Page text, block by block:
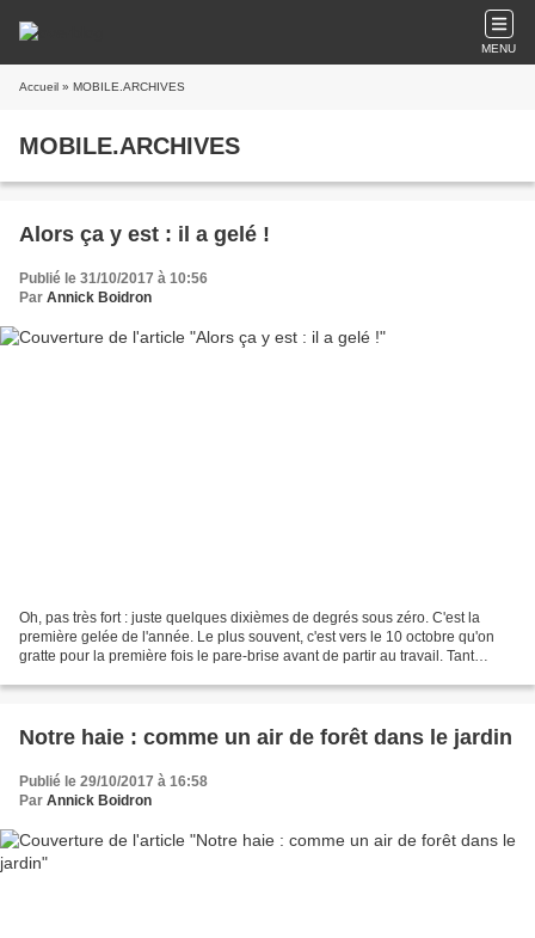
MENU
Accueil » MOBILE.ARCHIVES
MOBILE.ARCHIVES
Alors ça y est : il a gelé !
Publié le 31/10/2017 à 10:56
Par Annick Boidron
Oh, pas très fort : juste quelques dixièmes de degrés sous zéro. C'est la
première gelée de l'année. Le plus souvent, c'est vers le 10 octobre qu'on
gratte pour la première fois le pare-brise avant de partir au travail. Tant
Notre haie : comme un air de forêt dans le jardin
Publié le 29/10/2017 à 16:58
Par Annick Boidron